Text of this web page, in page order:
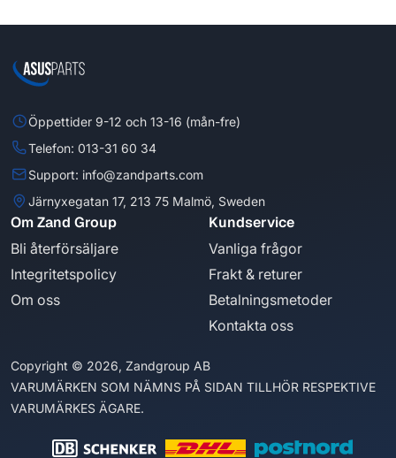
Öppettider 9-12 och 13-16 (mån-fre)
Telefon: 013-31 60 34
Support: info@zandparts.com
Järnyxegatan 17, 213 75 Malmö, Sweden
Om Zand Group
Bli återförsäljare
Integritetspolicy
Om oss
Kundservice
Vanliga frågor
Frakt & returer
Betalningsmetoder
Kontakta oss
Copyright © 2026, Zandgroup AB
VARUMÄRKEN SOM NÄMNS PÅ SIDAN TILLHÖR RESPEKTIVE
VARUMÄRKES ÄGARE.